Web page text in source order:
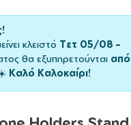
κλειστό Τετ 05/08 –
θα εξυπηρετούνται από
Καλό Καλοκαίρι!